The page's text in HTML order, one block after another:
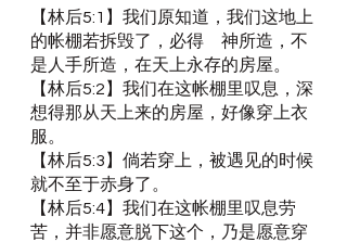
【林后5:1】我们原知道，我们这地上
的帐棚若拆毁了，必得　神所造，不
是人手所造，在天上永存的房屋。
【林后5:2】我们在这帐棚里叹息，深
想得那从天上来的房屋，好像穿上衣
服。
【林后5:3】倘若穿上，被遇见的时候
就不至于赤身了。
【林后5:4】我们在这帐棚里叹息劳
苦，并非愿意脱下这个，乃是愿意穿